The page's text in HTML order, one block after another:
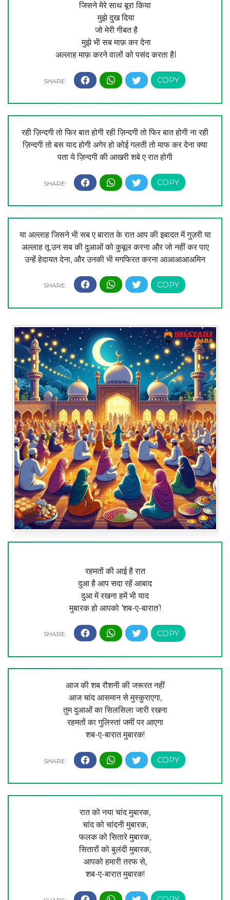
जिसने मेरे साथ बूरा किया
मुझे दुख दिया
जो मेरी गीबत है
मुझे भी सब माफ़ कर देना
अल्लाह माफ़ करने वालों को पसंद करता हैl
रही ज़िन्दगी तो फिर बात होगी रही ज़िन्दगी तो फिर बात होगी ना रही
ज़िन्दगी तो बस याद होगी अगेर हो कोई गलती तो माफ कर देना क्या
पता ये ज़िन्दगी की आखरी शबे ए रात होगी
या अल्लाह जिसने भी सब ए बारात के रात आप की इबादत में गुज़री या
अल्लाह तू उन सब की दुआओं को कुबूल करना और जो नहीं कर पाए
उन्हें हेदायत देना, और उनकी भी मगफिरत करना आआआआअमिन
रहमतों की आई है रात
दुआ है आप सदा रहें आबाद
दुआ में रखना हमें भी याद
मुबारक हो आपको ‘शब-ए-बारात’!
आज की शब रौशनी की जरूरत नहीं
आज चांद आसमान से मुस्कुराएगा,
तुम दुआओं का सिलसिला जारी रखना
रहमतों का गुलिस्तां जमीं पर आएगा
शब-ए-बारात मुबारक!
रात को नया चांद मुबारक,
चांद को चांदनी मुबारक,
फलक को सितारे मुबारक,
सितारों को बुलंदी मुबारक,
आपको हमारी तरफ से,
शब-ए-बारात मुबारक!